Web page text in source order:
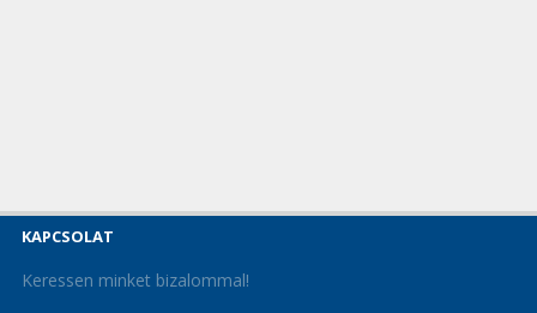
KAPCSOLAT
Keressen minket bizalommal!